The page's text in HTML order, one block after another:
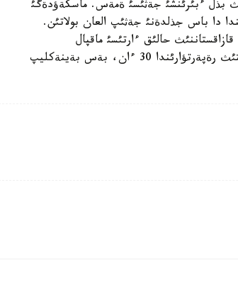
بذل ءبئرئنشئ جةثئسئ ةمةس. ماسكةؤدةگئ
دا باس جذلدةنئ جةثئپ العان بولاتئن.
حالئق ءارتئسئ ماقپال
ءجذنئسوأامةن بئرگة «قازاعئم» ءانئن ورئنداعان ةدئ. قازئر ايبةكتئث رةپةرتؤارئندا 30 ءان، بةس بةينةكليپ